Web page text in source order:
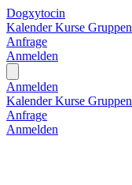
Dogxytocin
KalenderKurse Gruppen
Anfrage
Anmelden
Anmelden
KalenderKurse Gruppen
Anfrage
Anmelden